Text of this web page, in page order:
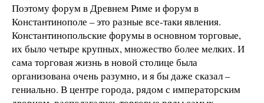
Поэтому форум в Древнем Риме и форум в
Константинополе – это разные все-таки явления.
Константинопольские форумы в основном торговые,
их было четыре крупных, множество более мелких. И
сама торговая жизнь в новой столице была
организована очень разумно, и я бы даже сказал –
гениально. В центре города, рядом с императорским